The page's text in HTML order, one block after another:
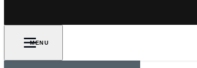
MENU